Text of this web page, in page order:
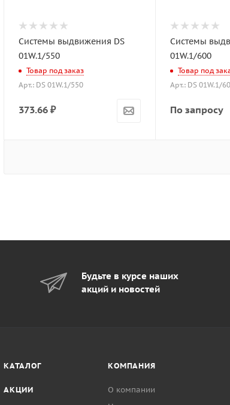
Системы выдвижения DS
01W.1/550
Товар под заказ
Арт.: DS 01W.1/550
373.66 ₽
Системы
01W.1/600
Товар под
Арт.: DS 01W.1/
По запросу
Будьте в курсе наших
акций и новостей
КАТАЛОГ
АКЦИИ
КОМПАНИЯ
О компании